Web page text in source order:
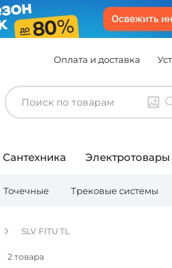
Оплата и доставка
Сантехника Электротовары
Точечные Трековые системы
SLV FITU TL
2 товара